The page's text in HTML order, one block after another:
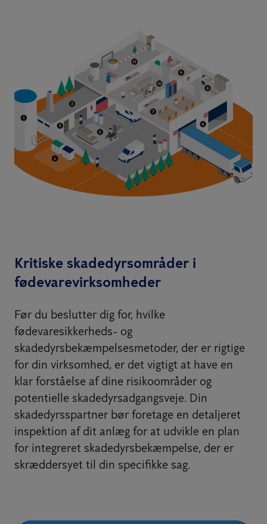
Kritiske skadedyrsområder i
fødevarevirksomheder
Før du beslutter dig for, hvilke
fødevaresikkerheds- og
skadedyrsbekæmpelsesmetoder, der er rigtige
for din virksomhed, er det vigtigt at have en
klar forståelse af dine risikoområder og
potentielle skadedyrsadgangsveje. Din
skadedyrsspartner bør foretage en detaljeret
inspektion af dit anlæg for at udvikle en plan
for integreret skadedyrsbekæmpelse, der er
skræddersyet til din specifikke sag.